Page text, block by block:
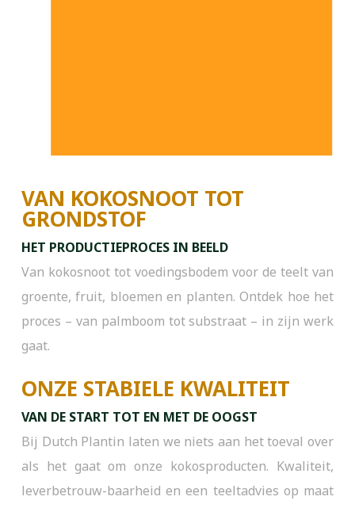
VAN KOKOSNOOT TOT
GRONDSTOF
HET PRODUCTIEPROCES IN BEELD
Van kokosnoot tot voedingsbodem voor de teelt van
groente, fruit, bloemen en planten. Ontdek hoe het
proces – van palmboom tot substraat – in zijn werk
gaat.
ONZE STABIELE KWALITEIT
VAN DE START TOT EN MET DE OOGST
Bij Dutch Plantin laten we niets aan het toeval over
als het gaat om onze kokosproducten. Kwaliteit,
leverbetrouw-baarheid en een teeltadvies op maat